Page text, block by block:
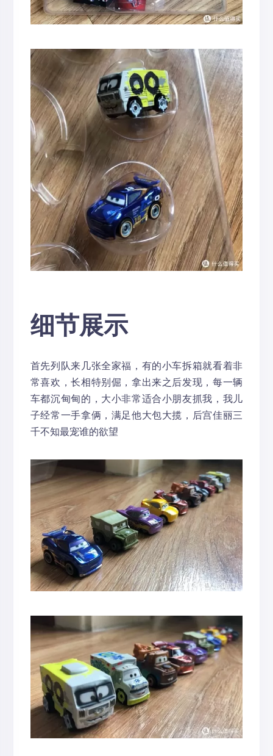
细节展示
首先列队来几张全家福，有的小车拆箱就看着非
常喜欢，长相特别倔，拿出来之后发现，每一辆
车都沉甸甸的，大小非常适合小朋友抓我，我儿
子经常一手拿俩，满足他大包大揽，后宫佳丽三
千不知最宠谁的欲望